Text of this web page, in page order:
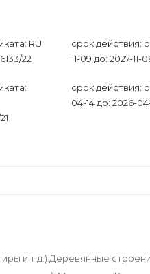
RU
22
срок действия:
11-09 до: 2027-11-
срок действия:
04-14 до: 2026-
и т.д.).Деревянные